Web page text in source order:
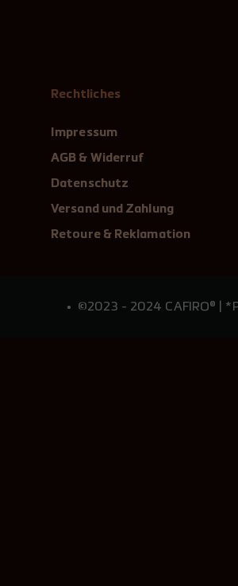
Rechtliches
Impressum
AGB & Widerruf
Datenschutz
Versand und Zahlung
Retoure & Reklamation
©2023 - 2024 CAFIRO® |